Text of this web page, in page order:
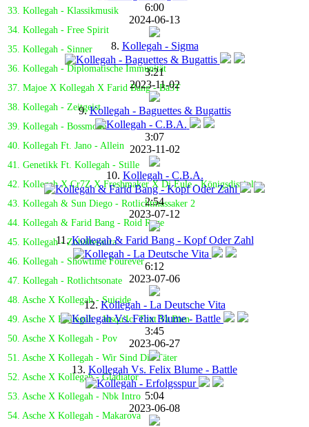
33. Kollegah - Klassikmusik
34. Kollegah - Free Spirit
35. Kollegah - Sinner
36. Kollegah - Diplomatische Immunität
37. Majoe X Kollegah X Farid Bang - Ba3T
38. Kollegah - Zeitgeist
39. Kollegah - Bossmode
40. Kollegah Ft. Jano - Allein
41. Genetikk Ft. Kollegah - Stille
42. Kollegah X Cr7Z X Freshmaker X Dj Eule - Königsdisziplin
43. Kollegah & Sun Diego - Rotlichtmassaker 2
44. Kollegah & Farid Bang - Roid Rage
45. Kollegah - Zuhälteraura
46. Kollegah - Showtime Fourever
47. Kollegah - Rotlichtsonate
48. Asche X Kollegah - Suicide
49. Asche X Kollegah - Jusqu'Ici Tout Va Bien
50. Asche X Kollegah - Pov
51. Asche X Kollegah - Wir Sind Die Täter
52. Asche X Kollegah - Gladiator
53. Asche X Kollegah - Nbk Intro
54. Asche X Kollegah - Makarova
6:00
2024-06-13
8. Kollegah - Sigma
3:21
2023-11-02
9.Kollegah - Baguettes & Bugattis
3:07
2023-11-02
10. Kollegah - C.B.A.
2:54
2023-07-12
11.Kollegah & Farid Bang - Kopf Oder Zahl
6:12
2023-07-06
12.Kollegah - La Deutsche Vita
3:45
2023-06-27
13. Kollegah Vs. Felix Blume - Battle
5:04
2023-06-08